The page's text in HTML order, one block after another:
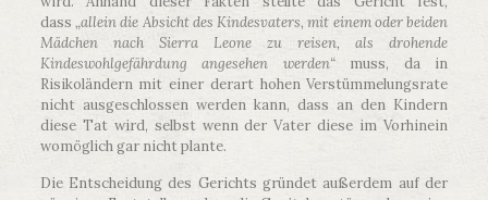
dass„allein die Absicht des Kindesvaters, mit einem oder beiden
Mädchen nach Sierra Leone zu reisen, als drohende
Kindeswohlgefährdung angesehen werden“muss, da in
Risikoländern mit einer derart hohen Verstümmelungsrate
nicht ausgeschlossen werden kann, dass an den Kindern
diese Tat wird, selbst wenn der Vater diese im Vorhinein
womöglich gar nicht plante.
Die Entscheidung des Gerichts gründet außerdem auf der